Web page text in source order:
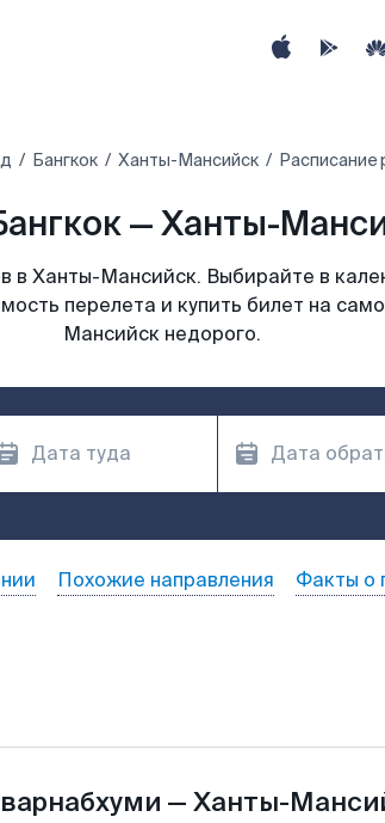
Бангкок Ханты-Мансийск Расписание
— Ханты-
в Ханты-Мансийск. Выбирайте в
перелета и купить билет на
Мансийск недорого.
Похожие направления Факты о
— Ханты-